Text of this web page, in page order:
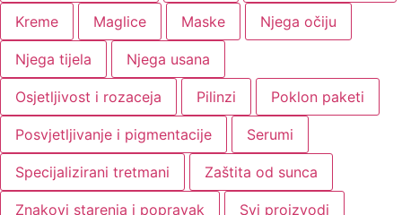
Kreme Maglice Maske Njega očiju
Njega tijela Njega usana
Osjetljivost i rozaceja Pilinzi Poklon paketi
Posvjetljivanje i pigmentacije Serumi
Specijalizirani tretmani Zaštita od sunca
Znakovi starenja i popravak Svi proizvodi